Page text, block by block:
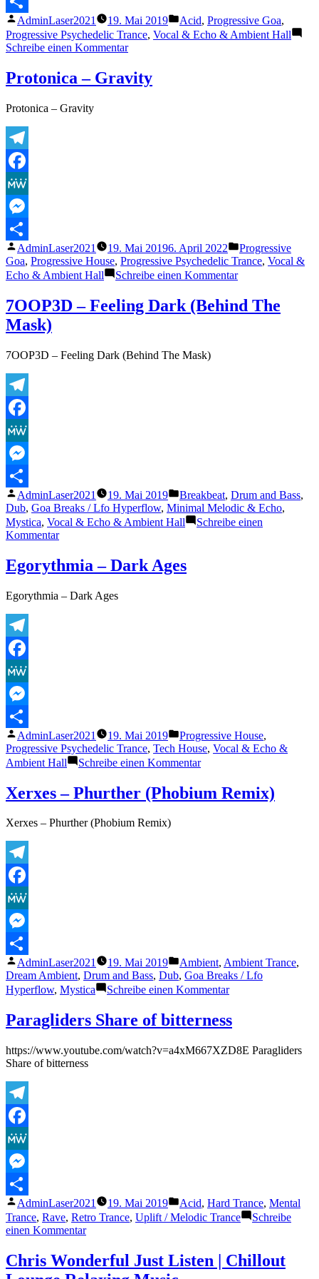
Teilen
Veröffentlicht
von
AdminLaser2021 19. Mai 2019
Veröffentlicht
unter
Acid, Progressive Goa,
Progressive Psychedelic Trance, Vocal & Echo & Ambient Hall
Schreibe einen Kommentarzu
Mov
–
Protonica – Gravity
Protonica – Gravity
Telegram
Facebook
MeWe
Messenger
Teilen
Veröffentlicht
von
AdminLaser2021 19. Mai 20196. April 2022
Veröffentlicht
unter
Progressive
Goa, Progressive House, Progressive Psychedelic Trance, Vocal &
Echo & Ambient Hall
Schreibe einen Kommentarzu
Gravity
7OOP3D – Feeling Dark (Behind The
Mask)
7OOP3D – Feeling Dark (Behind The Mask)
Telegram
Facebook
MeWe
Messenger
Teilen
Veröffentlicht
von
AdminLaser2021 19. Mai 2019
Veröffentlicht
unter
Breakbeat, Drum and Bass,
Dub, Goa Breaks / Lfo Hyperflow, Minimal Melodic & Echo,
Mystica, Vocal & Echo & Ambient Hall
Schreibe einen
Kommentarzu
–
Feeling
(Behind
Egorythmia – Dark Ages
Egorythmia – Dark Ages
Telegram
Facebook
MeWe
Messenger
Teilen
Veröffentlicht
von
AdminLaser2021 19. Mai 2019
Veröffentlicht
unter
Progressive House,
Progressive Psychedelic Trance, Tech House, Vocal & Echo &
Ambient Hall
Schreibe einen Kommentarzu
Dark
Xerxes – Phurther (Phobium Remix)
Xerxes – Phurther (Phobium Remix)
Telegram
Facebook
MeWe
Messenger
Teilen
Veröffentlicht
von
AdminLaser2021 19. Mai 2019
Veröffentlicht
unter
Ambient, Ambient Trance,
Dream Ambient, Drum and Bass, Dub, Goa Breaks / Lfo
Hyperflow, Mystica Schreibe einen Kommentarzu
Phurther
Remix)
Paragliders Share of bitterness
https://www.youtube.com/watch?v=a4xM667XZD8E Paragliders
Share of bitterness
Telegram
Facebook
MeWe
Messenger
Teilen
Veröffentlicht
von
AdminLaser2021 19. Mai 2019
Veröffentlicht
unter
Acid, Hard Trance, Mental
Trance, Rave, Retro Trance, Uplift / Melodic Trance
Schreibe
einen Kommentarzu
Share
of
Chris Wonderful Just Listen | Chillout